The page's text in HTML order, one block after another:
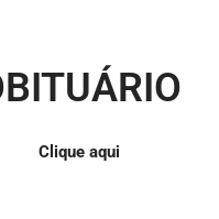
Clique aqui